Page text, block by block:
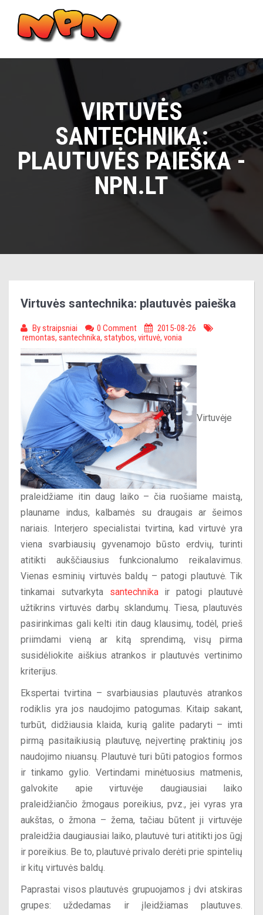
content
VIRTUVĖS
SANTECHNIKA:
PLAUTUVĖS PAIEŠKA -
NPN.LT
Virtuvės santechnika: plautuvės paieška
Bystraipsniai 0 Comment
2015-08-26
remontas, santechnika, statybos, virtuvė, vonia
Virtuvėje
praleidžiame itin daug laiko – čia ruošiame maistą,
plauname indus, kalbamės su draugais ar šeimos
nariais. Interjero specialistai tvirtina, kad virtuvė yra
viena svarbiausių gyvenamojo būsto erdvių, turinti
atitikti aukščiausius funkcionalumo reikalavimus.
Vienas esminių virtuvės baldų – patogi plautuvė. Tik
tinkamai sutvarkyta santechnikair patogi plautuvė
užtikrins virtuvės darbų sklandumų. Tiesa, plautuvės
pasirinkimas gali kelti itin daug klausimų, todėl, prieš
priimdami vieną ar kitą sprendimą, visų pirma
susidėliokite aiškius atrankos ir plautuvės vertinimo
kriterijus.
Ekspertai tvirtina – svarbiausias plautuvės atrankos
rodiklis yra jos naudojimo patogumas. Kitaip sakant,
turbūt, didžiausia klaida, kurią galite padaryti – imti
pirmą pasitaikiusią plautuvę, neįvertinę praktinių jos
naudojimo niuansų. Plautuvė turi būti patogios formos
ir tinkamo gylio. Vertindami minėtuosius matmenis,
galvokite apie virtuvėje daugiausiai laiko
praleidžiančio žmogaus poreikius, pvz., jei vyras yra
aukštas, o žmona – žema, tačiau būtent ji virtuvėje
praleidžia daugiausiai laiko, plautuvė turi atitikti jos ūgį
ir poreikius. Be to, plautuvė privalo derėti prie spintelių
ir kitų virtuvės baldų.
Paprastai visos plautuvės grupuojamos į dvi atskiras
grupes: uždedamas ir įleidžiamas plautuves.